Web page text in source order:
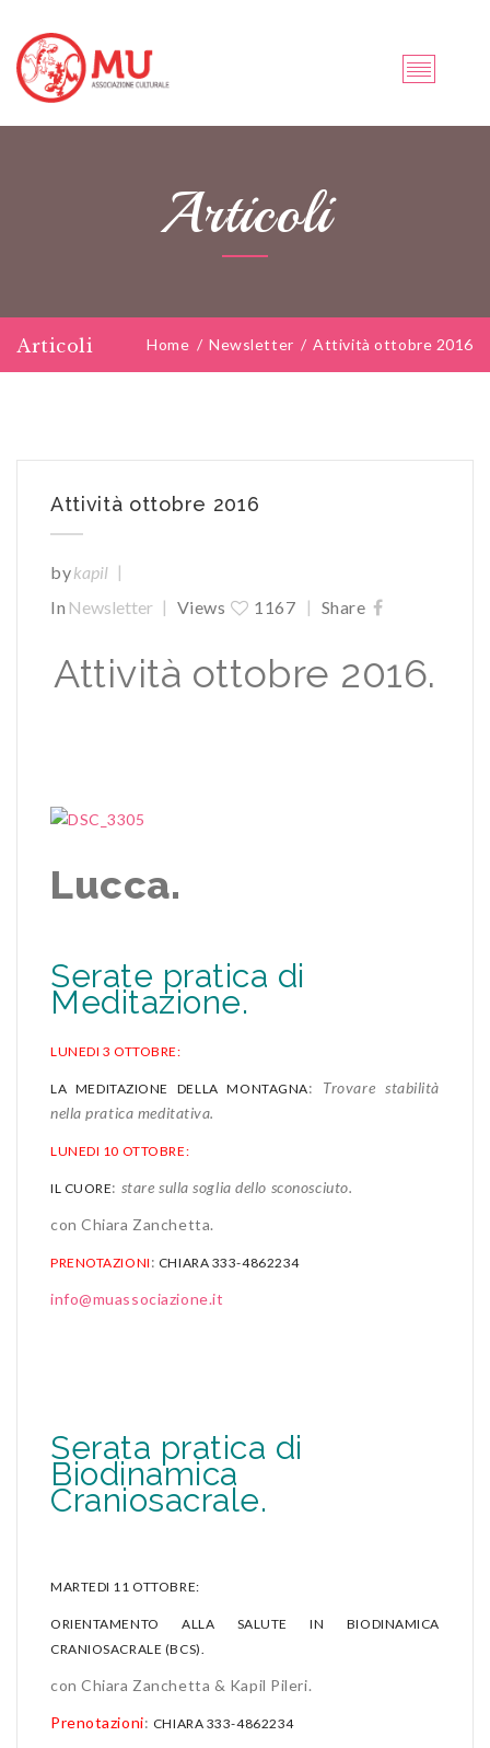
Articoli
Articoli Home / Newsletter / Attività ottobre 2016
Attività ottobre 2016
bykapil |
In Newsletter | Views 1167 | Share
Attività ottobre 2016.
Lucca.
Serate pratica di
Meditazione.
LUNEDI 3 OTTOBRE:
LA MEDITAZIONE DELLA MONTAGNA: Trovare stabilità
nella pratica meditativa.
LUNEDI 10 OTTOBRE:
IL CUORE: stare sulla soglia dello sconosciuto.
con Chiara Zanchetta.
PRENOTAZIONI : CHIARA 333-4862234
info@muassociazione.it
Serata pratica di
Biodinamica
Craniosacrale.
MARTEDI 11 OTTOBRE:
ORIENTAMENTO ALLA SALUTE IN BIODINAMICA
CRANIOSACRALE (BCS).
con Chiara Zanchetta & Kapil Pileri.
Prenotazioni: CHIARA 333-4862234